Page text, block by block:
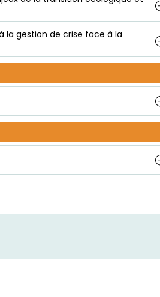
la gestion de crise face à la